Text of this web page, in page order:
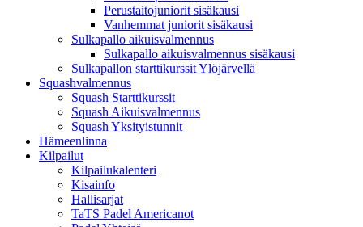
Perustaitojuniorit sisäkausi
Vanhemmat juniorit sisäkausi
Sulkapallo aikuisvalmennus
Sulkapallo aikuisvalmennus sisäkausi
Sulkapallon starttikurssit Ylöjärvellä
Squashvalmennus
Squash Starttikurssit
Squash Aikuisvalmennus
Squash Yksityistunnit
Hämeenlinna
Kilpailut
Kilpailukalenteri
Kisainfo
Hallisarjat
TaTS Padel Americanot